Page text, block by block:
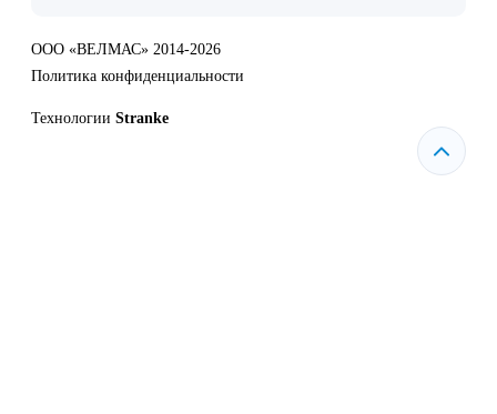
ООО «ВЕЛМАС» 2014-2026
Политика конфиденциальности
Технологии Stranke